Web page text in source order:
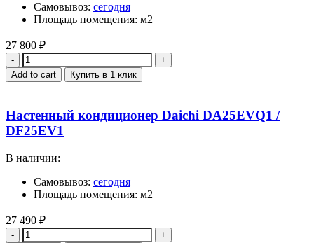
Самовывоз: сегодня
Площадь помещения: м2
27 800 ₽
Quantity
Add to cart Купить в 1 клик
Настенный кондиционер Daichi DA25EVQ1 /
DF25EV1
В наличии:
Самовывоз: сегодня
Площадь помещения: м2
27 490 ₽
Quantity